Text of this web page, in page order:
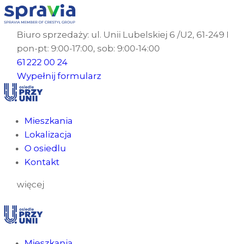
Biuro sprzedaży: ul. Unii Lubelskiej 6 /U2, 61-249
pon-pt: 9:00-17:00, sob: 9:00-14:00
61 222 00 24
Wypełnij formularz
Mieszkania
Lokalizacja
O osiedlu
Kontakt
więcej